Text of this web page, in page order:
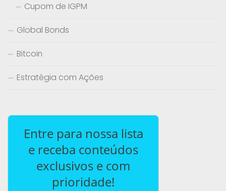
Cupom de IGPM
Global Bonds
Bitcoin
Estratégia com Ações
Entre para nossa lista
e receba conteúdos
exclusivos e com
prioridade!